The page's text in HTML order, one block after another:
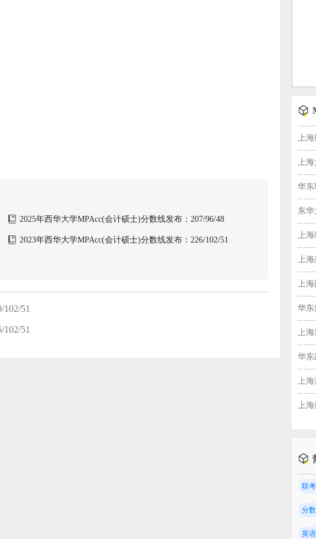
2025年西华大学MPAcc(会计硕士)分数线发布：207/96/48
2023年西华大学MPAcc(会计硕士)分数线发布：226/102/51
51
51
上海
上海
华东
东华
上海
上海
上海
华东
上海
华东
上海
上海
联
分
英